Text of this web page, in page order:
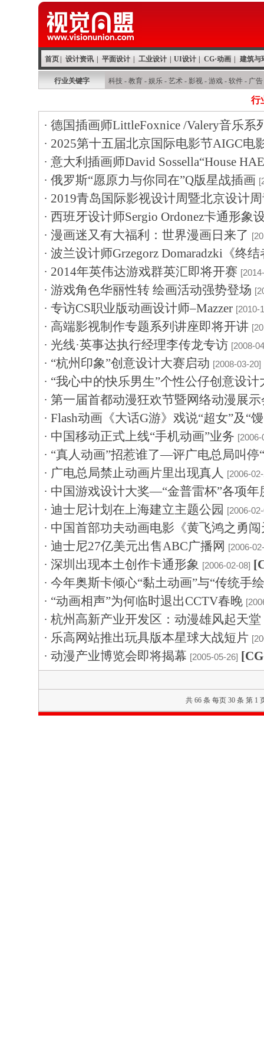
首页 设计资讯 平面设计 工业设计 UI设计 CG·动画 建筑与
行业关键字 科技 - 教育 - 娱乐 - 艺术 - 影视 - 游戏 - 软件 - 广告
行
· 德国插画师LittleFoxnice /Valery音乐系
· 2025第十五届北京国际电影节AIGC电
· 意大利插画师David Sossella“House
· 俄罗斯“愿原力与你同在”Q版星战插画
· 2019青岛国际影视设计周暨北京设计
· 西班牙设计师Sergio Ordonez卡通形象
· 漫画迷又有大福利：世界漫画日来了
· 波兰设计师Grzegorz Domaradzki《终
· 2014年英伟达游戏群英汇即将开赛
· 游戏角色华丽性转 绘画活动强势登场
· 专访CS职业版动画设计师–Mazzer [2010-
· 高端影视制作专题系列讲座即将开讲
· 光线·英事达执行经理李传龙专访 [2008-
· “杭州印象”创意设计大赛启动 [2008-03-20]
· “我心中的快乐男生”个性公仔创意设计
· 第一届首都动漫狂欢节暨网络动漫展
· Flash动画《大话G游》戏说“超女”及“
· 中国移动正式上线“手机动画”业务 [2006-
· “真人动画”招惹谁了—评广电总局叫停
· 广电总局禁止动画片里出现真人 [2006-
· 中国游戏设计大奖—“金普雷杯”各项年
· 迪士尼计划在上海建立主题公园 [2006-
· 中国首部功夫动画电影《黄飞鸿之勇
· 迪士尼27亿美元出售ABC广播网 [2006-
· 深圳出现本土创作卡通形象 [2006-02-08]
· 今年奥斯卡倾心“黏土动画”与“传统手
· “动画相声”为何临时退出CCTV春晚
· 杭州高新产业开发区：动漫雄风起天堂
· 乐高网站推出玩具版本星球大战短片
· 动漫产业博览会即将揭幕 [2005-05-26]
共 66 条 每页 30 条 第 1